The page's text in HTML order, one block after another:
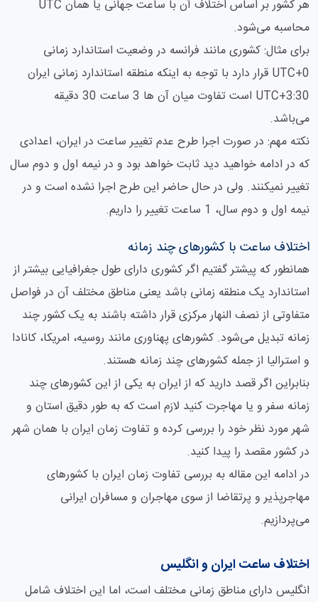
هر کشور بر اساس اختلاف آن با ساعت جهانی یا همان UTC
محاسبه می‌شود.
برای مثال: کشوری مانند فرانسه در وضعیت استاندارد زمانی
UTC+0 قرار دارد با توجه به اینکه منطقه استاندارد زمانی ایران
UTC+3:30 است تفاوت میان آن ها 3 ساعت 30 دقیقه
می‌باشد.
نکته مهم: در صورت اجرا طرح عدم تغییر ساعت در ایران، اعدادی
که در ادامه خواهید دید ثابت خواهد بود و در نیمه اول و دوم سال
تغییر نمیکنند. ولی در حال حاضر این طرح اجرا نشده است و در
نیمه اول و دوم سال، 1 ساعت تغییر را داریم.
اختلاف ساعت با کشورهای چند زمانه
همانطور که پیشتر گفتیم اگر کشوری دارای طول جغرافیایی بیشتر از
استاندارد یک منطقه زمانی باشد یعنی مناطق مختلف آن در فواصل
متفاوتی از نصف النهار مرکزی قرار داشته باشند به یک کشور چند
زمانه تبدیل می‌شود. کشورهای پهناوری مانند روسیه، امریکا، کانادا
و استرالیا از جمله کشورهای چند زمانه هستند.
بنابراین اگر قصد دارید که از ایران به یکی از این کشورهای چند
زمانه سفر و یا مهاجرت کنید لازم است که به طور دقیق استان و
شهر مورد نظر خود را بررسی کرده و تفاوت زمان ایران با همان شهر
در کشور مقصد را پیدا کنید.
در ادامه این مقاله به بررسی تفاوت زمان ایران با کشورهای
مهاجرپذیر و پرتقاضا از سوی مهاجران و مسافران ایرانی
می‌پردازیم.
اختلاف ساعت ایران و انگلیس
انگلیس دارای مناطق زمانی مختلف است، اما این اختلاف شامل